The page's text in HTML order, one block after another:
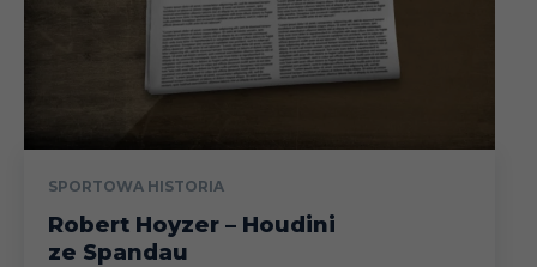
SPORTOWA HISTORIA
Robert Hoyzer – Houdini
ze Spandau